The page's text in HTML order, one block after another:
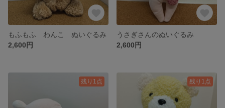
もふもふ わんこ ぬいぐるみ
2,600円
うさぎさんのぬいぐるみ
2,600円
残り1点 残り1点